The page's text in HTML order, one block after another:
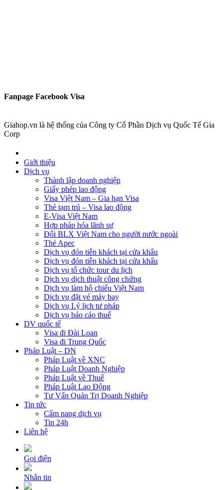
Fanpage Facebook Visa
Giahop.vn là hệ thống của Công ty Cổ Phần Dịch vụ Quốc Tế Gia
Corp
Giới thiệu
Dịch vụ
Thành lập doanh nghiệp
Giấy phép lao động
Visa Việt Nam – Gia hạn Visa
Thẻ tạm trú – Visa lao động
E-Visa Việt Nam
Hợp pháp hóa lãnh sự
Đổi BLX Việt Nam cho người nước ngoài
Thẻ Apec
Dịch vụ đón tiễn khách tại cửa khẩu
Dịch vụ đón tiễn khách tại cửa khẩu
Dịch vụ tổ chức tour du lịch
Dịch vụ dịch thuật công chứng
Dịch vụ làm hộ chiếu Việt Nam
Dịch vụ đặt vé máy bay
Dịch vụ Lý lịch tư pháp
Dịch vụ báo cáo thuế
DV quốc tế
Visa đi Đài Loan
Visa đi Trung Quốc
Pháp Luật – DN
Pháp Luật về XNC
Pháp Luật Doanh Nghiệp
Pháp Luật về Thuế
Pháp Luật Lao Động
Tư Vấn Quản Trị Doanh Nghiệp
Tin tức
Cẩm nang dịch vụ
Tin 24h
Liên hệ
Gọi điện
Nhắn tin